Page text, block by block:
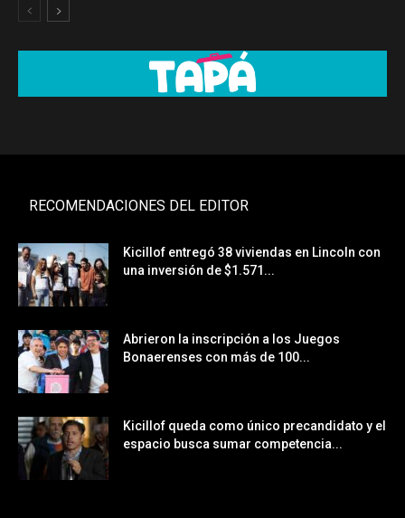
RECOMENDACIONES DEL EDITOR
Kicillof entregó 38 viviendas en Lincoln con
una inversión de $1.571...
Abrieron la inscripción a los Juegos
Bonaerenses con más de 100...
Kicillof queda como único precandidato y el
espacio busca sumar competencia...